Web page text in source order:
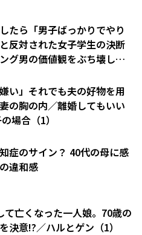
たら「男子ばっかりでやり
反対された女子学生の決断
グ男の価値観をぶち壊した
い」それでも夫の好物を用
の胸の内／離婚してもいい
場合（1）
症のサイン？ 40代の母に感
違和感
て亡くなった一人娘。70歳の
決意!?／ハルとゲン（1）